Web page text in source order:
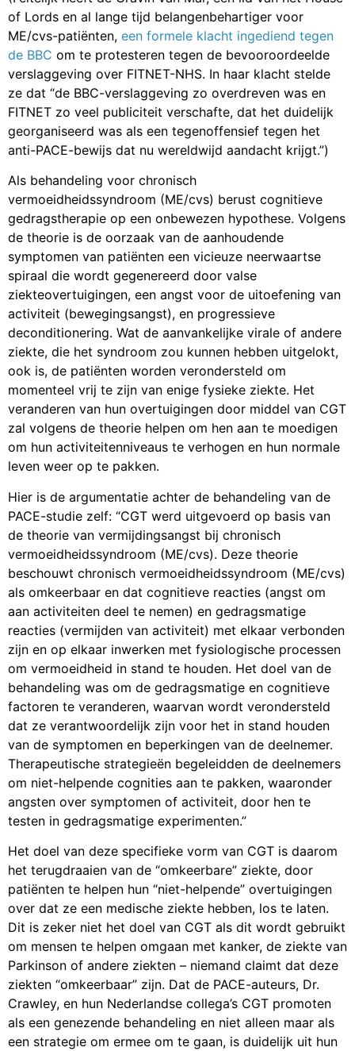
of Lords en al lange tijd belangenbehartiger voor
ME/cvs-patiënten, een formele klacht ingediend tegen
de BBC om te protesteren tegen de bevooroordeelde
verslaggeving over FITNET-NHS. In haar klacht stelde
ze dat “de BBC-verslaggeving zo overdreven was en
FITNET zo veel publiciteit verschafte, dat het duidelijk
georganiseerd was als een tegenoffensief tegen het
anti-PACE-bewijs dat nu wereldwijd aandacht krijgt.”)
Als behandeling voor chronisch
vermoeidheidssyndroom (ME/cvs) berust cognitieve
gedragstherapie op een onbewezen hypothese. Volgens
de theorie is de oorzaak van de aanhoudende
symptomen van patiënten een vicieuze neerwaartse
spiraal die wordt gegenereerd door valse
ziekteovertuigingen, een angst voor de uitoefening van
activiteit (bewegingsangst), en progressieve
deconditionering. Wat de aanvankelijke virale of andere
ziekte, die het syndroom zou kunnen hebben uitgelokt,
ook is, de patiënten worden verondersteld om
momenteel vrij te zijn van enige fysieke ziekte. Het
veranderen van hun overtuigingen door middel van CGT
zal volgens de theorie helpen om hen aan te moedigen
om hun activiteitenniveaus te verhogen en hun normale
leven weer op te pakken.
Hier is de argumentatie achter de behandeling van de
PACE-studie zelf: “CGT werd uitgevoerd op basis van
de theorie van vermijdingsangst bij chronisch
vermoeidheidssyndroom (ME/cvs). Deze theorie
beschouwt chronisch vermoeidheidssyndroom (ME/cvs)
als omkeerbaar en dat cognitieve reacties (angst om
aan activiteiten deel te nemen) en gedragsmatige
reacties (vermijden van activiteit) met elkaar verbonden
zijn en op elkaar inwerken met fysiologische processen
om vermoeidheid in stand te houden. Het doel van de
behandeling was om de gedragsmatige en cognitieve
factoren te veranderen, waarvan wordt verondersteld
dat ze verantwoordelijk zijn voor het in stand houden
van de symptomen en beperkingen van de deelnemer.
Therapeutische strategieën begeleidden de deelnemers
om niet-helpende cognities aan te pakken, waaronder
angsten over symptomen of activiteit, door hen te
testen in gedragsmatige experimenten.”
Het doel van deze specifieke vorm van CGT is daarom
het terugdraaien van de “omkeerbare” ziekte, door
patiënten te helpen hun “niet-helpende” overtuigingen
over dat ze een medische ziekte hebben, los te laten.
Dit is zeker niet het doel van CGT als dit wordt gebruikt
om mensen te helpen omgaan met kanker, de ziekte van
Parkinson of andere ziekten – niemand claimt dat deze
ziekten “omkeerbaar” zijn. Dat de PACE-auteurs, Dr.
Crawley, en hun Nederlandse collega’s CGT promoten
als een genezende behandeling en niet alleen maar als
een strategie om ermee om te gaan, is duidelijk uit hun